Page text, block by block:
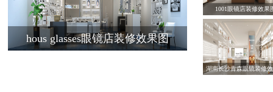
hous glasses眼镜店装修效果图
1001眼镜店装修效果
湖南长沙青森眼镜装修